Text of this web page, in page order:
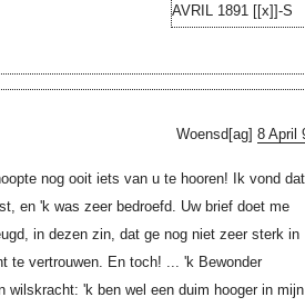
AVRIL 1891 [[x]]-S
Woensd[ag] 8 April
nog ooit iets van u te hooren! Ik vond dat
en 'k was zeer bedroefd. Uw brief doet me
in dezen zin, dat ge nog niet zeer sterk in
te vertrouwen. En toch! ... 'k Bewonder
wilskracht: 'k ben wel een duim hooger in mijn